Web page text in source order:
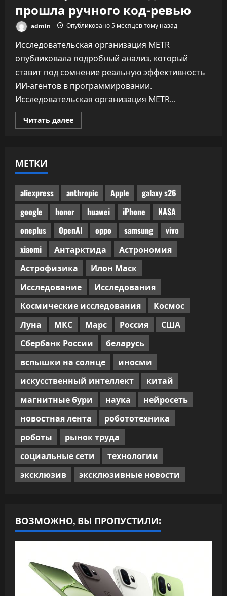
прошла ручного код-ревью
admin Опубликовано 5 месяцев тому назад
Исследовательская организация METR
опубликовала подробный анализ, который
ставит под сомнение реальную эффективность
ИИ-агентов в программировании.
Исследовательская организация METR...
Читать далееПрочитать
больше
не
прошла
ручного
код-
ревью
МЕТКИ
aliexpress anthropic Apple
galaxy s26
google
honor huawei iPhone
NASA
oneplus
OpenAI oppo samsung
vivo
xiaomi
Антарктида
Астрономия
Астрофизика
Илон Маск
Исследование
Исследования
Космические исследования
Космос
Луна
МКС Марс Россия
США
Сбербанк России
беларусь
вспышки на солнце
иносми
искусственный интеллект
китай
магнитные бури
наука
нейросеть
новостная лента
робототехника
роботы
рынок труда
социальные сети
технологии
эксклюзив
эксклюзивные новости
ВОЗМОЖНО, ВЫ ПРОПУСТИЛИ: